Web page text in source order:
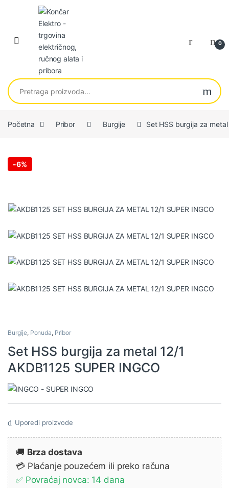
Skip to navigation
Skip to content
0
Pretraga za:
Početna Pribor Burgije Set HSS burgija za metal
-6%
Burgije, Ponuda, Pribor
Set HSS burgija za metal 12/1
AKDB1125 SUPER INGCO
Uporedi proizvode
🚚 Brza dostava
💳 Plaćanje pouzećem ili preko računa
✅ Povraćaj novca: 14 dana